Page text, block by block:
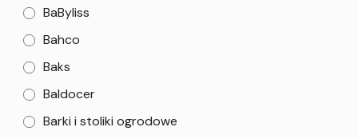
BaByliss
Bahco
Baks
Baldocer
Barki i stoliki ogrodowe